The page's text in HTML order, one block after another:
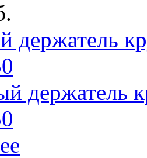
держатель